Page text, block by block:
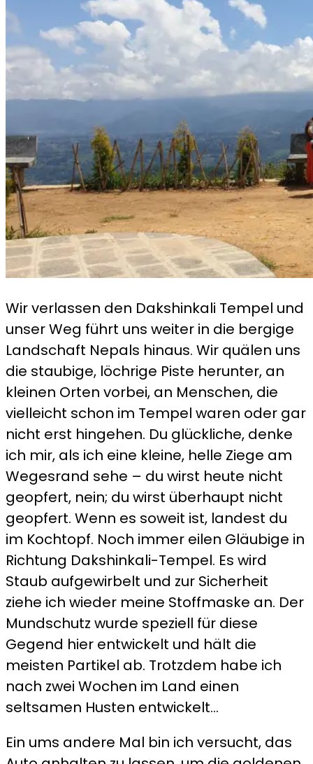
Wir verlassen den Dakshinkali Tempel und
unser Weg führt uns weiter in die bergige
Landschaft Nepals hinaus. Wir quälen uns
die staubige, löchrige Piste herunter, an
kleinen Orten vorbei, an Menschen, die
vielleicht schon im Tempel waren oder gar
nicht erst hingehen. Du glückliche, denke
ich mir, als ich eine kleine, helle Ziege am
Wegesrand sehe – du wirst heute nicht
geopfert, nein; du wirst überhaupt nicht
geopfert. Wenn es soweit ist, landest du
im Kochtopf. Noch immer eilen Gläubige in
Richtung Dakshinkali-Tempel. Es wird
Staub aufgewirbelt und zur Sicherheit
ziehe ich wieder meine Stoffmaske an. Der
Mundschutz wurde speziell für diese
Gegend hier entwickelt und hält die
meisten Partikel ab. Trotzdem habe ich
nach zwei Wochen im Land einen
seltsamen Husten entwickelt…
Ein ums andere Mal bin ich versucht, das